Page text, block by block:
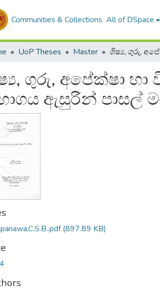
Communities & Collections All of DSpace
UoP Theses Master
ගුරු, අපේක්ෂා හා
ඇසුරින් පාසල්
(897.89 KB)